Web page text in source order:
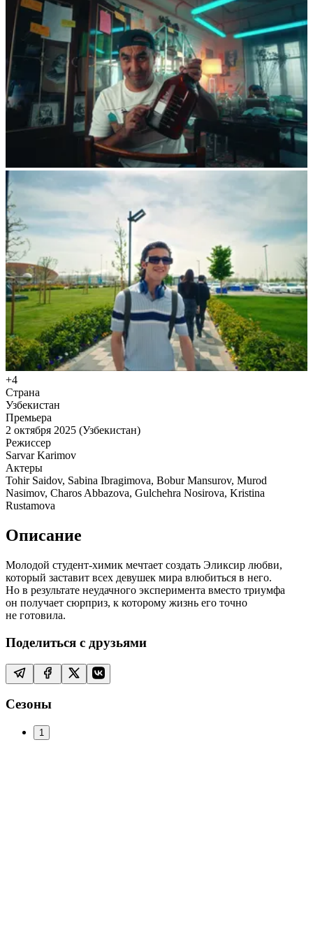
+4
Страна
Узбекистан
Премьера
2 октября 2025 (Узбекистан)
Режиссер
Sarvar Karimov
Актеры
Tohir Saidov, Sabina Ibragimova, Bobur Mansurov, Murod
Nasimov, Charos Abbazova, Gulchehra Nosirova, Kristina
Rustamova
Описание
Молодой студент-химик мечтает создать Эликсир любви,
который заставит всех девушек мира влюбиться в него.
Но в результате неудачного эксперимента вместо триумфа
он получает сюрприз, к которому жизнь его точно
не готовила.
Поделиться с друзьями
Сезоны
1